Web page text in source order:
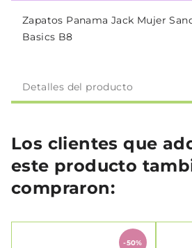
Zapatos Panama Jack Mujer
Basics B8
Detalles del producto
Los clientes que
este producto
compraron:
-50%